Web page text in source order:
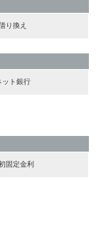
り換え
ット銀行
固定金利